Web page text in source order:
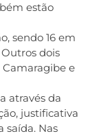
estão
sendo 16 em
dois
e
através da
justificativa
saída. Nas